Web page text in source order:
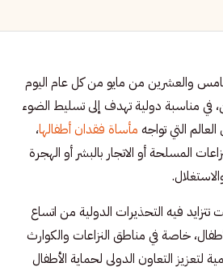
والعشرين من مايو من كل عام اليوم
في مناسبة دولية تهدف إلى تسليط الضوء
التي تواجه مأساة فقدان أطفالها،
المسلحة أو الاتجار بالبشر أو الهجرة
فيه التحذيرات الدولية من اتساع
خاصة في مناطق النزاعات والكوارث
لتعزيز التعاون الدولي لحماية الأطفال